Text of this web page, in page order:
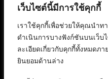
เว็บไซต์นี้มีการใช้คุกกี้
เราใช้คุกกี้เพื่อช่วยให้คุณนำท
ดำเนินการบางฟังก์ชันบนเว็
ละเอียดเกี่ยวกับคุกกี้ทั้งหมดภ
ยินยอมด้านล่าง